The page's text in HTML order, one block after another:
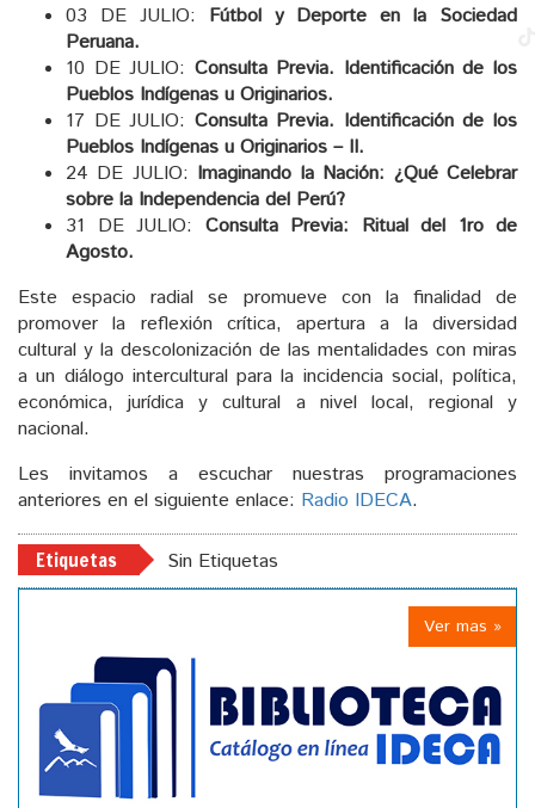
03 DE JULIO: Fútbol y Deporte en la Sociedad
Peruana.
10 DE JULIO: Consulta Previa. Identificación de los
Pueblos Indígenas u Originarios.
17 DE JULIO: Consulta Previa. Identificación de los
Pueblos Indígenas u Originarios – II.
24 DE JULIO: Imaginando la Nación: ¿Qué Celebrar
sobre la Independencia del Perú?
31 DE JULIO: Consulta Previa: Ritual del 1ro de
Agosto.
Este espacio radial se promueve con la finalidad de
promover la reflexión crítica, apertura a la diversidad
cultural y la descolonización de las mentalidades con miras
a un diálogo intercultural para la incidencia social, política,
económica, jurídica y cultural a nivel local, regional y
nacional.
Les invitamos a escuchar nuestras programaciones
anteriores en el siguiente enlace: Radio IDECA.
Etiquetas Sin Etiquetas
Ver mas »